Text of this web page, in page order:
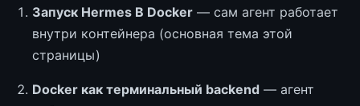
Запуск Hermes В Docker — сам агент работает
внутри контейнера (основная тема этой
страницы)
Docker как терминальный backend — агент